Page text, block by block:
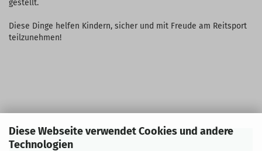
Diese Webseite verwendet Cookies und andere
Technologien
gestellt.
Diese Dinge helfen Kindern, sicher und mit Freude am Reitsport
teilzunehmen!
Bestseller